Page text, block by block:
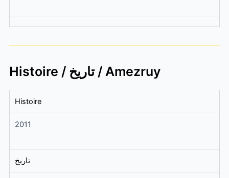
Histoire / تاريخ / Amezruy
Histoire
2011
تاريخ